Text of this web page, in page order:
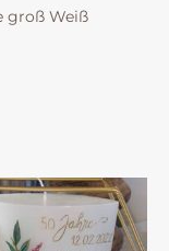
groß Weiß